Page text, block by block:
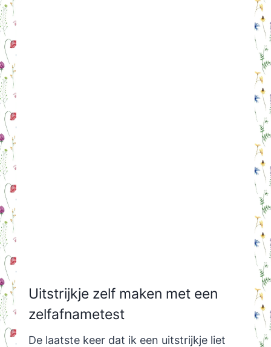
Uitstrijkje zelf maken met een
zelfafnametest
De laatste keer dat ik een uitstrijkje liet